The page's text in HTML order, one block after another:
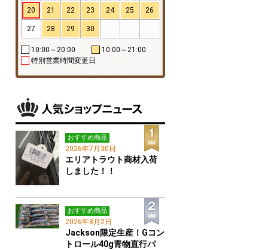
20 21 22 23 24 25 26
27 28 29 30
10:00～20:00
10:00～21:00
特別営業時間変更日
おすすめ商品
2026年7月30日
エリアトラウト商材入荷
しました！！
おすすめ商品
2026年8月2日
Jackson限定生産！Gコン
トロール40g青物直行パ